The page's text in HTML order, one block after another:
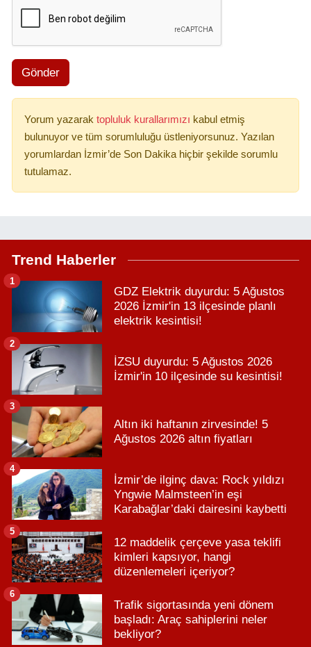
Gönder
Yorum yazarak topluluk kurallarımızı kabul etmiş
bulunuyor ve tüm sorumluluğu üstleniyorsunuz. Yazılan
yorumlardan İzmir’de Son Dakika hiçbir şekilde sorumlu
tutulamaz.
Trend Haberler
GDZ Elektrik duyurdu: 5 Ağustos
2026 İzmir'in 13 ilçesinde planlı
elektrik kesintisi!
1
İZSU duyurdu: 5 Ağustos 2026
İzmir'in 10 ilçesinde su kesintisi!
2
Altın iki haftanın zirvesinde! 5
Ağustos 2026 altın fiyatları
3
İzmir’de ilginç dava: Rock yıldızı
Yngwie Malmsteen’in eşi
Karabağlar’daki dairesini kaybetti
4
12 maddelik çerçeve yasa teklifi
kimleri kapsıyor, hangi
düzenlemeleri içeriyor?
5
Trafik sigortasında yeni dönem
başladı: Araç sahiplerini neler
bekliyor?
6